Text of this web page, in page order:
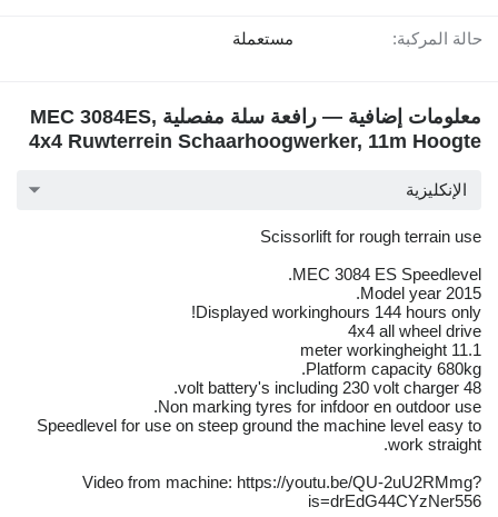
حالة المركبة: مستعملة
معلومات إضافية — رافعة سلة مفصلية MEC 3084ES,
4x4 Ruwterrein Schaarhoogwerker, 11m Hoogte
الإنكليزية
Scissorlift for rough terrain use
MEC 3084 ES Speedlevel.
Model year 2015.
Displayed workinghours 144 hours only!
4x4 all wheel drive
11.1 meter workingheight
Platform capacity 680kg.
48 volt battery's including 230 volt charger.
Non marking tyres for infdoor en outdoor use.
Speedlevel for use on steep ground the machine level easy to
work straight.
Video from machine: https://youtu.be/QU-2uU2RMmg?
is=drEdG44CYzNer556